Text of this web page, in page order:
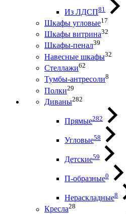
Из ЛДСП81
Шкафы угловые17
Шкафы витрина32
Шкафы-пенал39
Навесные шкафы32
Стеллажи62
Тумбы-антресоли8
Полки29
Диваны282
Прямые282
Угловые58
Детские59
П-образные0
Нераскладные8
Кресла28